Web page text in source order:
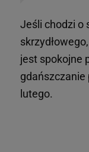
Jeśli chodzi o
jest spokojne
gdańszczanie
lutego.